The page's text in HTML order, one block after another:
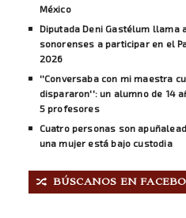
México
Diputada Deni Gastélum llama
sonorenses a participar en el
2026
''Conversaba con mi maestra
dispararon'': un alumno de 14
5 profesores
Cuatro personas son
una mujer está bajo custodia
🔀 BÚSCANOS EN